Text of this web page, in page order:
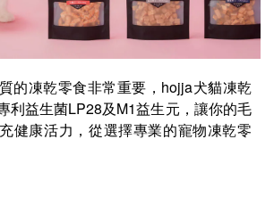
的凍乾零食非常重要，hojja犬貓凍乾
利益生菌LP28及M1益生元，讓你的毛
健康活力，從選擇專業的寵物凍乾零